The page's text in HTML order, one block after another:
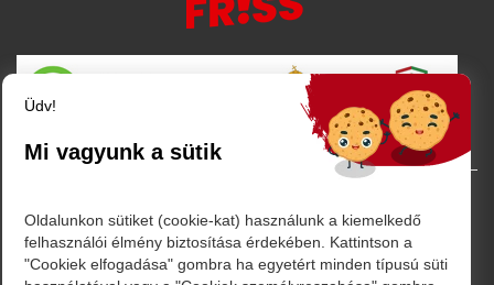
© Minden jog fenntartva. 2026
Üdv!
Mi vagyunk a sütik
Oldalunkon sütiket (cookie-kat) használunk a kiemelkedő
felhasználói élmény biztosítása érdekében. Kattintson a
"Cookiek elfogadása" gombra ha egyetért minden típusú süti